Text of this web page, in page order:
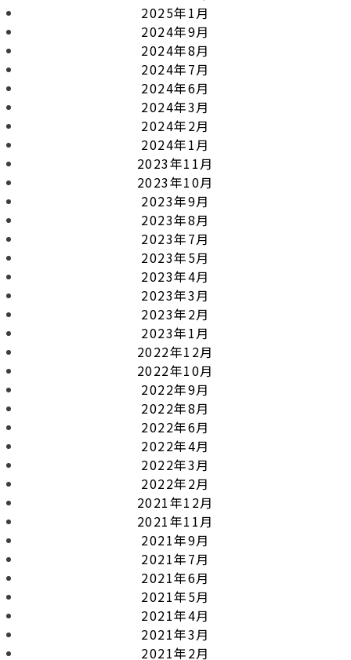
2025年1月
2024年9月
2024年8月
2024年7月
2024年6月
2024年3月
2024年2月
2024年1月
2023年11月
2023年10月
2023年9月
2023年8月
2023年7月
2023年5月
2023年4月
2023年3月
2023年2月
2023年1月
2022年12月
2022年10月
2022年9月
2022年8月
2022年6月
2022年4月
2022年3月
2022年2月
2021年12月
2021年11月
2021年9月
2021年7月
2021年6月
2021年5月
2021年4月
2021年3月
2021年2月